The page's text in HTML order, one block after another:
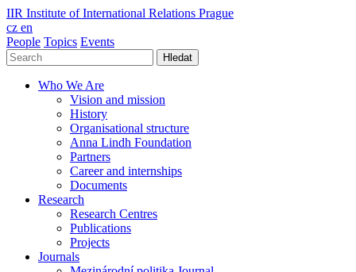
IIR Institute of International Relations Prague
cz en
People Topics Events
Hledat
Who We Are
Vision and mission
History
Organisational structure
Anna Lindh Foundation
Partners
Career and internships
Documents
Research
Research Centres
Publications
Projects
Journals